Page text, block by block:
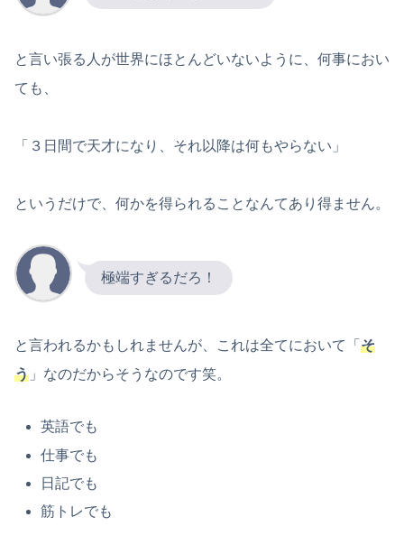
と言い張る人が世界にほとんどいないように、何事におい
ても、
「３日間で天才になり、それ以降は何もやらない」
というだけで、何かを得られることなんてあり得ません。
極端すぎるだろ！
と言われるかもしれませんが、これは全てにおいて「 そ
う 」なのだからそうなのです笑。
英語でも
仕事でも
日記でも
筋トレでも